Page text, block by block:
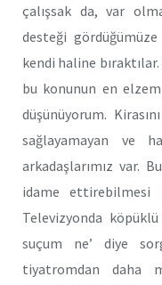
çalışsak da, var
desteği gördüğümüze
kendi haline
bu konunun en
düşünüyorum.
sağlayamayan ve
arkadaşlarımız var.
idame ettirebilmesi
Televizyonda
suçum ne’ diye
tiyatromdan daha